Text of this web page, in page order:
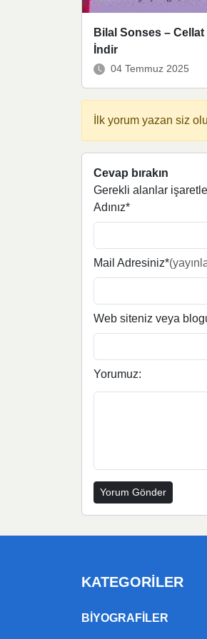
Bilal Sonses – Cellat
İndir
04 Temmuz 2025
İlk yorum yazan siz
Cevap bırakın
Gerekli alanlar
Adınız*
Mail Adresiniz*
Web siteniz veya
Yorumuz:
KATEGORILER
BIYOGRAFILER